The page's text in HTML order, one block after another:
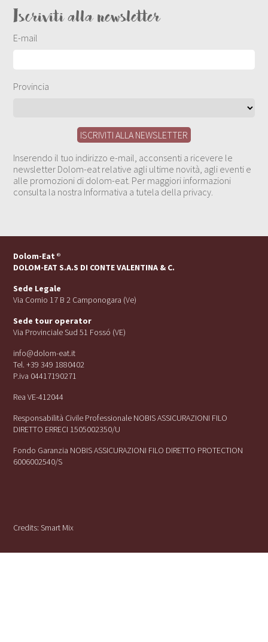
Iscriviti alla newsletter
E-mail
Provincia
Inserendo il tuo indirizzo e-mail, acconsenti a ricevere le
newsletter Dolom-eat relative agli ultime novità, agli eventi e
alle promozioni di dolom-eat. Per maggiori informazioni
consulta la nostra Informativa a tutela della privacy.
Dolom-Eat ®
DOLOM-EAT S.A.S DI CONTE VALENTINA & C.
Sede Legale
Via Cornio 17 B 2 Camponogara (Ve)
Sede tour operator
Via Provinciale Sud 51 Fossó (VE)
info@dolom-eat.it
Tel. +39 349 1880402
P.iva 04417190271
Rea VE-412044
Responsabilità Civile Professionale NOBIS ASSICURAZIONI FILO
DIRETTO ERRECI 1505002350/U
Fondo Garanzia NOBIS ASSICURAZIONI FILO DIRETTO PROTECTION
6006002540/S
Credits:Smart Mix